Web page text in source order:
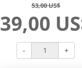
53,00 US$
39,00
- +